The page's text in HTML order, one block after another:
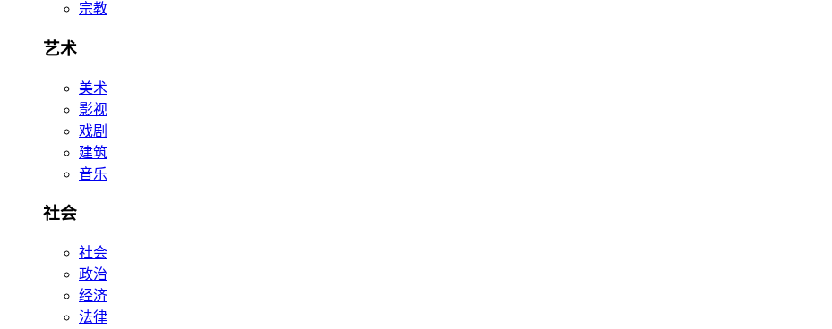
宗教
艺术
美术
影视
戏剧
建筑
音乐
社会
社会
政治
经济
法律